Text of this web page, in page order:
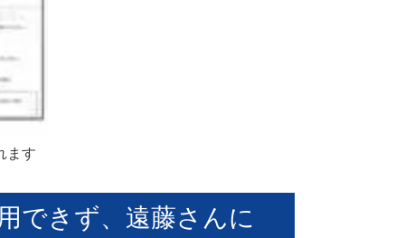
ます
できず、遠藤さんに